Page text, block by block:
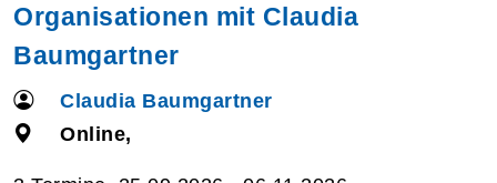
Organisationen mit Claudia
Baumgartner
Claudia Baumgartner
Online,